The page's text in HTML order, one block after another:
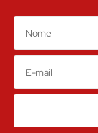
Nome
E-
mail